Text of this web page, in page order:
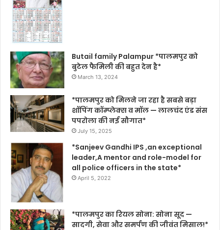
Butail family Palampur *पालमपुर को
बुटेल फैमिली की बहुत देन है*
March 13, 2024
*पालमपुर को मिलने जा रहा है सबसे बड़ा
शॉपिंग कॉम्प्लेक्स व मॉल — लालचंद एंड संस
पपरोला की नई सौगात*
July 15, 2025
*Sanjeev Gandhi IPS ,an exceptional
leader,A mentor and role-model for
all police officers in the state*
April 5, 2022
*पालमपुर का रियल सोना: सोना सूद —
सादगी, सेवा और समर्पण की जीवंत मिसाल!*